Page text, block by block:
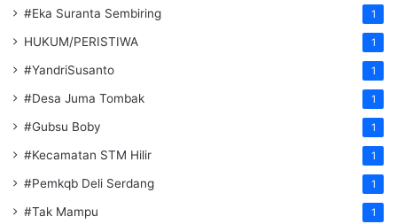
#Eka Suranta Sembiring 1
HUKUM/PERISTIWA 1
#YandriSusanto 1
#Desa Juma Tombak 1
#Gubsu Boby 1
#Kecamatan STM Hilir 1
#Pemkqb Deli Serdang 1
#Tak Mampu 1